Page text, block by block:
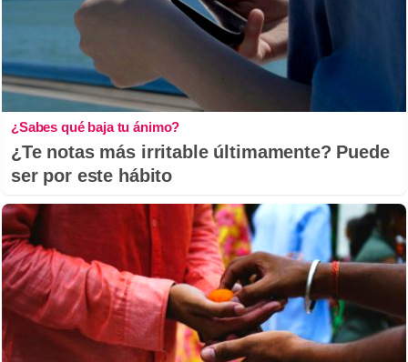
¿Sabes qué baja tu ánimo?
¿Te notas más irritable últimamente? Puede
ser por este hábito